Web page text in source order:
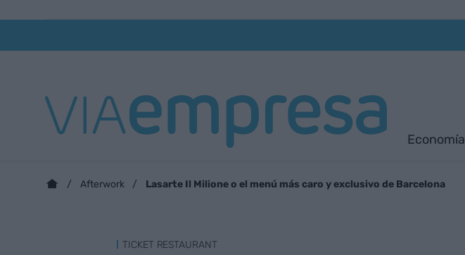
Economía
Afterwork Lasarte Il Milione o el menú más caro y exclusivo de Barcelona
TICKET RESTAURANT